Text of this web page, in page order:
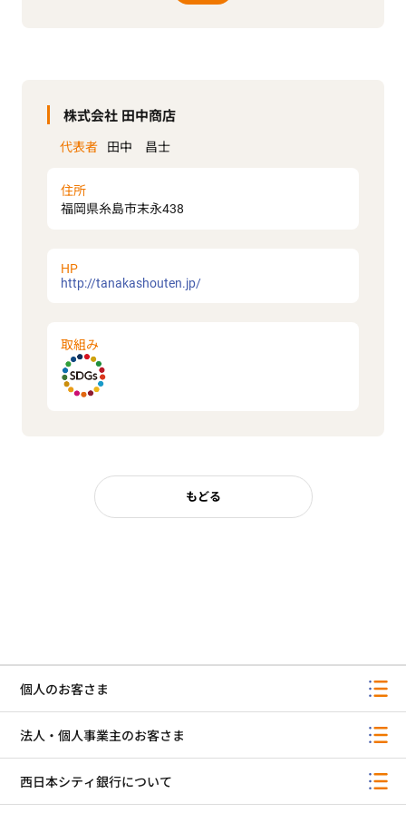
株式会社 田中商店
代表者 田中 昌士
住所
福岡県糸島市末永438
HP
http://tanakashouten.jp/
取組み
もどる
個人のお客さま
法人・個人事業主のお客さま
西日本シティ銀行について